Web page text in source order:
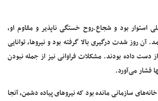
استوار بود و شجاع.روح خستگی ناپذیر و مقاوم او،
آن روز شدت درگیری بالا گرفته بود و نیروها، توانایی
دست داده بودند. مشکلات فراوانی نیز از جمله نبودن
فشار می‌آورد.
سازمانی مانده بود که نیروهای پیاده دشمن، آنجا